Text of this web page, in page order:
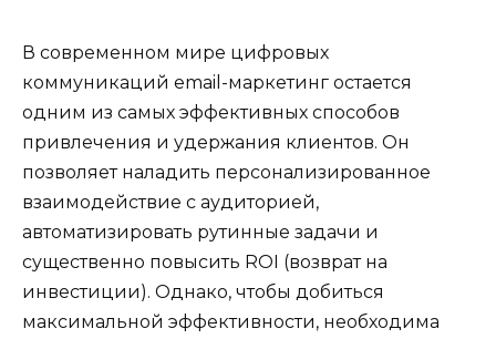
В современном мире цифровых
коммуникаций email-маркетинг остается
одним из самых эффективных способов
привлечения и удержания клиентов. Он
позволяет наладить персонализированное
взаимодействие с аудиторией,
автоматизировать рутинные задачи и
существенно повысить ROI (возврат на
инвестиции). Однако, чтобы добиться
максимальной эффективности, необходима